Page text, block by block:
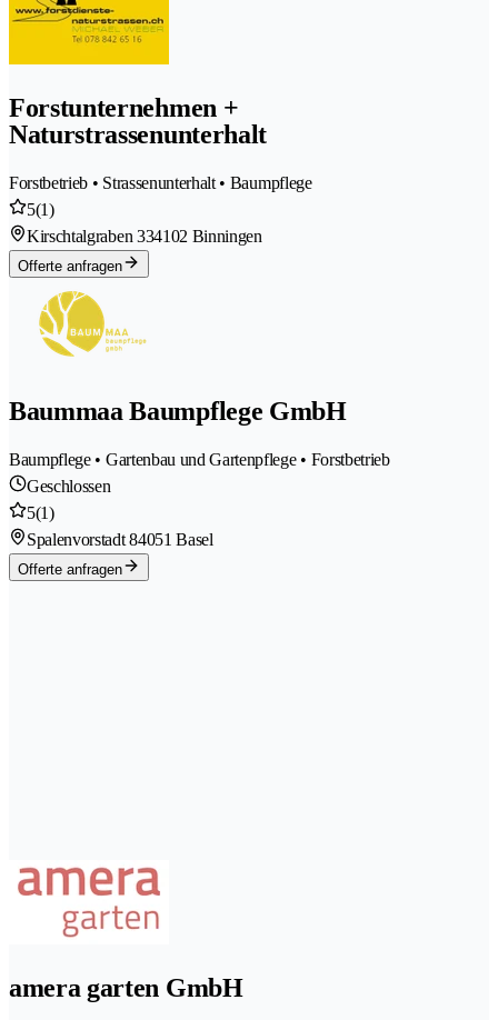
Forstunternehmen +
Naturstrassenunterhalt
Forstbetrieb • Strassenunterhalt • Baumpflege
5(1)
Kirschtalgraben 334102 Binningen
Offerte anfragen
Baummaa Baumpflege GmbH
Baumpflege • Gartenbau und Gartenpflege • Forstbetrieb
Geschlossen
5(1)
Spalenvorstadt 84051 Basel
Offerte anfragen
amera garten GmbH